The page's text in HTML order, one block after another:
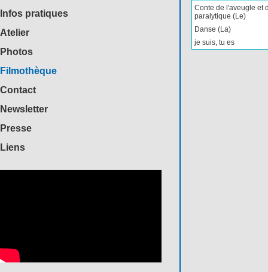
Infos pratiques
Atelier
Photos
Filmothèque
Contact
Newsletter
Presse
Liens
Conte de l'aveugle et
paralytique (Le)
Danse (La)
je suis, tu es